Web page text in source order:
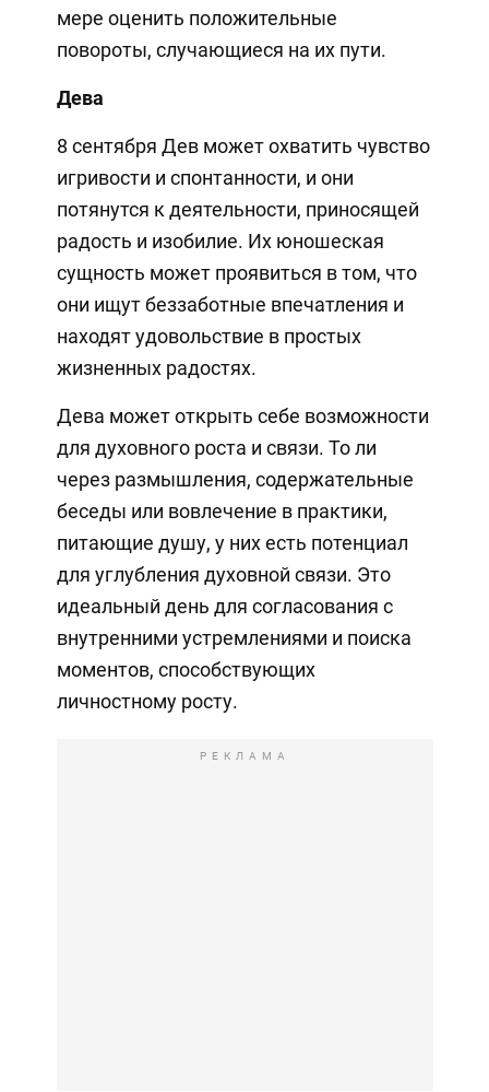
мере оценить положительные
повороты, случающиеся на их пути.
Дева
8 сентября Дев может охватить чувство
игривости и спонтанности, и они
потянутся к деятельности, приносящей
радость и изобилие. Их юношеская
сущность может проявиться в том, что
они ищут беззаботные впечатления и
находят удовольствие в простых
жизненных радостях.
Дева может открыть себе возможности
для духовного роста и связи. То ли
через размышления, содержательные
беседы или вовлечение в практики,
питающие душу, у них есть потенциал
для углубления духовной связи. Это
идеальный день для согласования с
внутренними устремлениями и поиска
моментов, способствующих
личностному росту.
РЕКЛАМА